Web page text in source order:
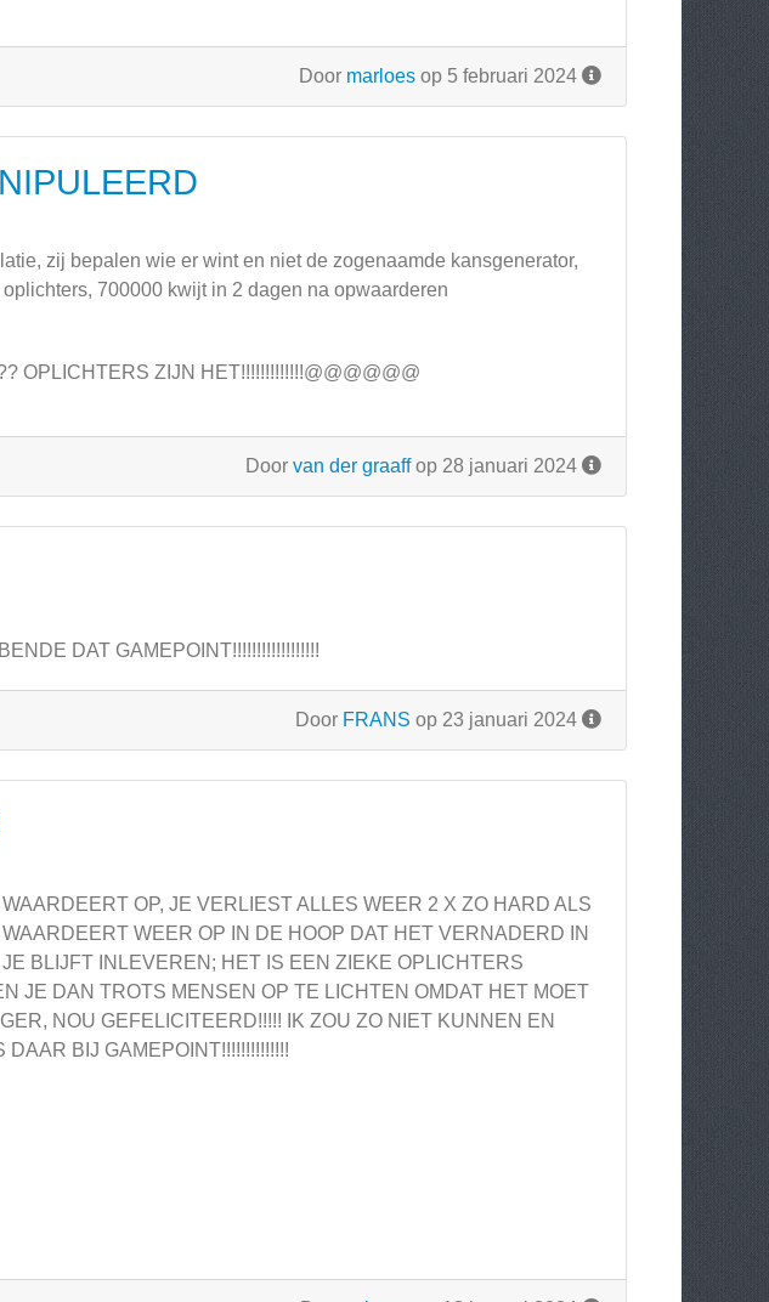
Door marloes op 5 februari 2024
zij bepalen wie er wint en niet de zogenaamde kansgenerator,
700000 kwijt in 2 dagen na opwaarderen
OPLICHTERS ZIJN HET!!!!!!!!!!!!!@@@@@@
Door van der graaffop 28 januari 2024
DAT GAMEPOINT!!!!!!!!!!!!!!!!!!
Door FRANS op 23 januari 2024
OP, JE VERLIEST ALLES WEER 2 X ZO HARD ALS
WEER OP IN DE HOOP DAT HET VERNADERD IN
BLIJFT INLEVEREN; HET IS EEN ZIEKE OPLICHTERS
JE DAN TROTS MENSEN OP TE LICHTEN OMDAT HET MOET
NOU GEFELICITEERD!!!!! IK ZOU ZO NIET KUNNEN EN
BIJ GAMEPOINT!!!!!!!!!!!!!!